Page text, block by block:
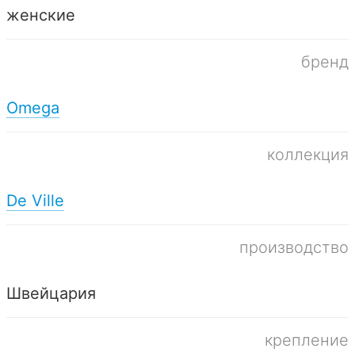
женские
бренд
Omega
коллекция
De Ville
производство
Швейцария
крепление